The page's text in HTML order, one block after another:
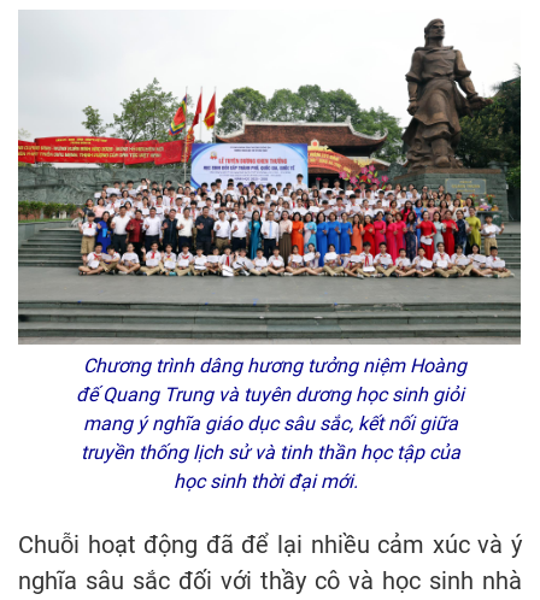
Chương trình dâng hương tưởng niệm Hoàng
đế Quang Trung và tuyên dương học sinh giỏi
mang ý nghĩa giáo dục sâu sắc, kết nối giữa
truyền thống lịch sử và tinh thần học tập của
học sinh thời đại mới.
Chuỗi hoạt động đã để lại nhiều cảm xúc và ý
nghĩa sâu sắc đối với thầy cô và học sinh nhà